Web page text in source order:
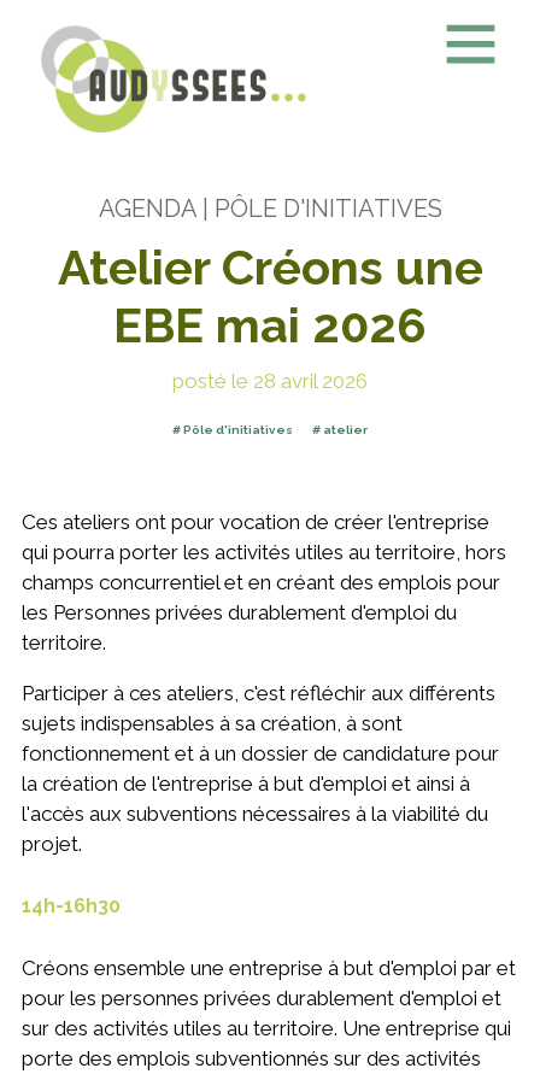
AGENDA| PÔLE D'INITIATIVES
Atelier Créons une
EBE mai 2026
posté le 28 avril 2026
Pôle d'initiatives atelier
Ces ateliers ont pour vocation de créer l'entreprise
qui pourra porter les activités utiles au territoire, hors
champs concurrentiel et en créant des emplois pour
les Personnes privées durablement d'emploi du
territoire.
Participer à ces ateliers, c'est réfléchir aux différents
sujets indispensables à sa création, à sont
fonctionnement et à un dossier de candidature pour
la création de l'entreprise à but d'emploi et ainsi à
l'accès aux subventions nécessaires à la viabilité du
projet.
14h-16h30
Créons ensemble une entreprise à but d'emploi par et
pour les personnes privées durablement d'emploi et
sur des activités utiles au territoire. Une entreprise qui
porte des emplois subventionnés sur des activités